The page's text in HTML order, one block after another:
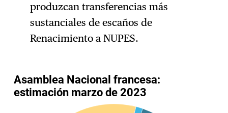
produzcan transferencias más
sustanciales de escaños de
Renacimiento a NUPES.